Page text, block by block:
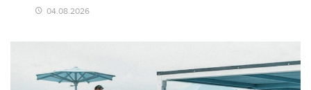
04.08.2026